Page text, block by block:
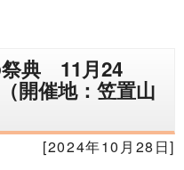
祭典 11月24
催地：笠置山
[2024年10月28日]